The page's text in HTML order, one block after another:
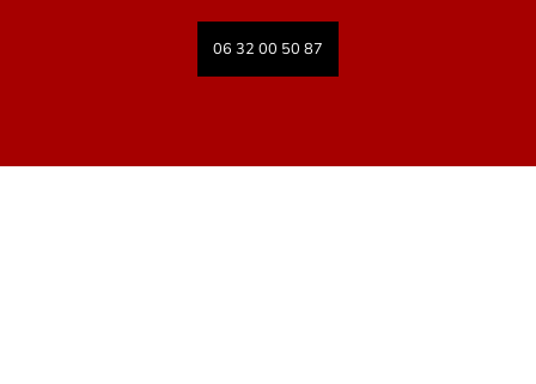
06 32 00 50 87